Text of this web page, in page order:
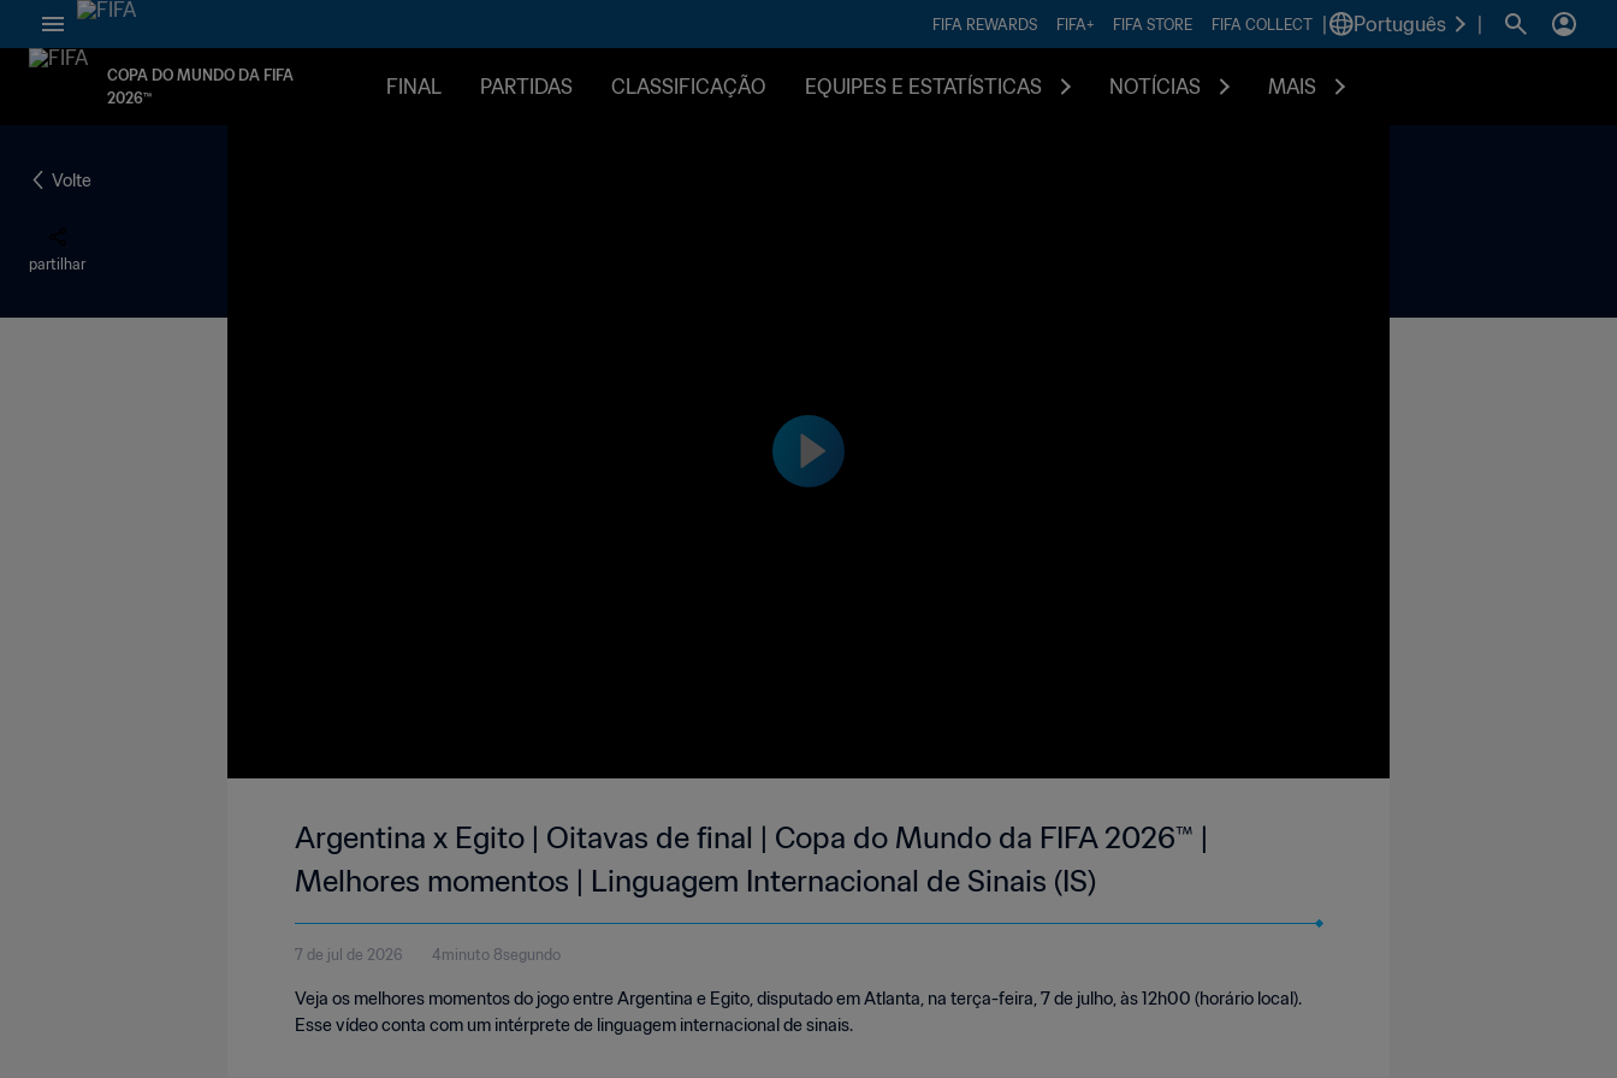
FIFA REWARDS FIFA+ FIFA STORE FIFA COLLECT Português
COPA DO MUNDO DA FIFA
2026™
FINAL PARTIDAS CLASSIFICAÇÃO EQUIPES E ESTATÍSTICAS NOTÍCIAS MAIS
Volte
partilhar
Argentina x Egito | Oitavas de final | Copa do Mundo da FIFA 2026™ |
Melhores momentos | Linguagem Internacional de Sinais (IS)
7 de jul de 2026 4minuto 8segundo
Veja os melhores momentos do jogo entre Argentina e Egito, disputado em Atlanta, na terça-feira, 7 de julho, às 12h00 (horário local).
Esse vídeo conta com um intérprete de linguagem internacional de sinais.